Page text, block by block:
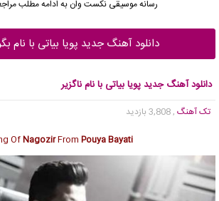
رسانه موسیقی نکست وان به ادامه مطلب
دانلود آهنگ جدید پویا بیاتی با نام
دانلود آهنگ جدید پویا بیاتی با نام ناگزیر
تک آهنگ , 3,808 بازدید
OfNagozirFrom Pouya Bayati